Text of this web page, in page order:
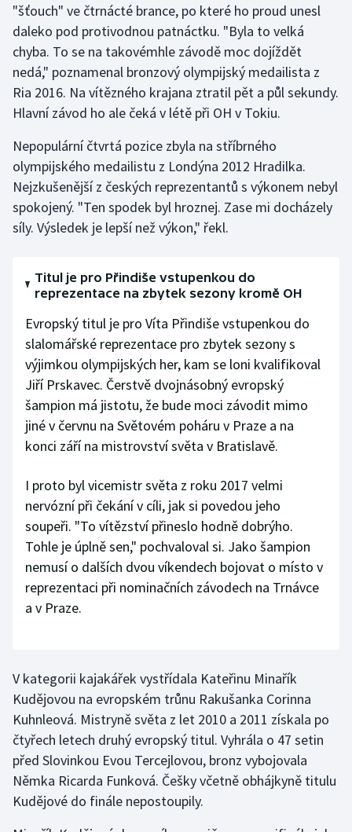
"šťouch" ve čtrnácté brance, po které ho proud unesl
daleko pod protivodnou patnáctku. "Byla to velká
chyba. To se na takovémhle závodě moc dojíždět
nedá," poznamenal bronzový olympijský medailista z
Ria 2016. Na vítězného krajana ztratil pět a půl sekundy.
Hlavní závod ho ale čeká v létě při OH v Tokiu.
Nepopulární čtvrtá pozice zbyla na stříbrného
olympijského medailistu z Londýna 2012 Hradilka.
Nejzkušenější z českých reprezentantů s výkonem nebyl
spokojený. "Ten spodek byl hroznej. Zase mi docházely
síly. Výsledek je lepší než výkon," řekl.
Titul je pro Přindiše vstupenkou do
reprezentace na zbytek sezony kromě OH
Evropský titul je pro Víta Přindiše vstupenkou do
slalomářské reprezentace pro zbytek sezony s
výjimkou olympijských her, kam se loni kvalifikoval
Jiří Prskavec. Čerstvě dvojnásobný evropský
šampion má jistotu, že bude moci závodit mimo
jiné v červnu na Světovém poháru v Praze a na
konci září na mistrovství světa v Bratislavě.
I proto byl vicemistr světa z roku 2017 velmi
nervózní při čekání v cíli, jak si povedou jeho
soupeři. "To vítězství přineslo hodně dobrýho.
Tohle je úplně sen," pochvaloval si. Jako šampion
nemusí o dalších dvou víkendech bojovat o místo v
reprezentaci při nominačních závodech na Trnávce
a v Praze.
V kategorii kajakářek vystřídala Kateřinu Minařík
Kudějovou na evropském trůnu Rakušanka Corinna
Kuhnleová. Mistryně světa z let 2010 a 2011 získala po
čtyřech letech druhý evropský titul. Vyhrála o 47 setin
před Slovinkou Evou Tercejlovou, bronz vybojovala
Němka Ricarda Funková. Češky včetně obhájkyně titulu
Kudějové do finále nepostoupily.